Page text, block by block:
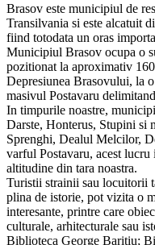
Brasov este municipiul de
Transilvania si este alcatuit
fiind totodata un oras
Municipiul Brasov ocupa o
pozitionat la aproximativ
Depresiunea Brasovului, la
masivul Postavaru
In timpurile noastre,
Darste, Honterus, Stupini si
Sprenghi, Dealul Melcilor,
varful Postavaru, acest lucru
altitudine din tara noastra.
Turistii strainii sau locuitorii
plina de istorie, pot vizita o
interesante, printre care
culturale, arhitecturale sau
Biblioteca George Baritiu;